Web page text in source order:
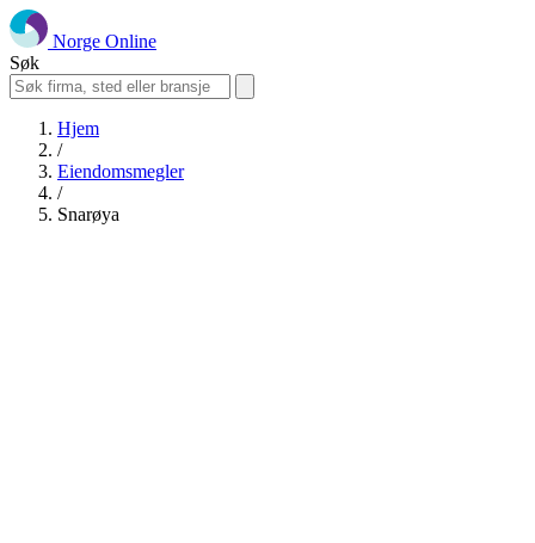
Norge Online
Søk
Hjem
/
Eiendomsmegler
/
Snarøya